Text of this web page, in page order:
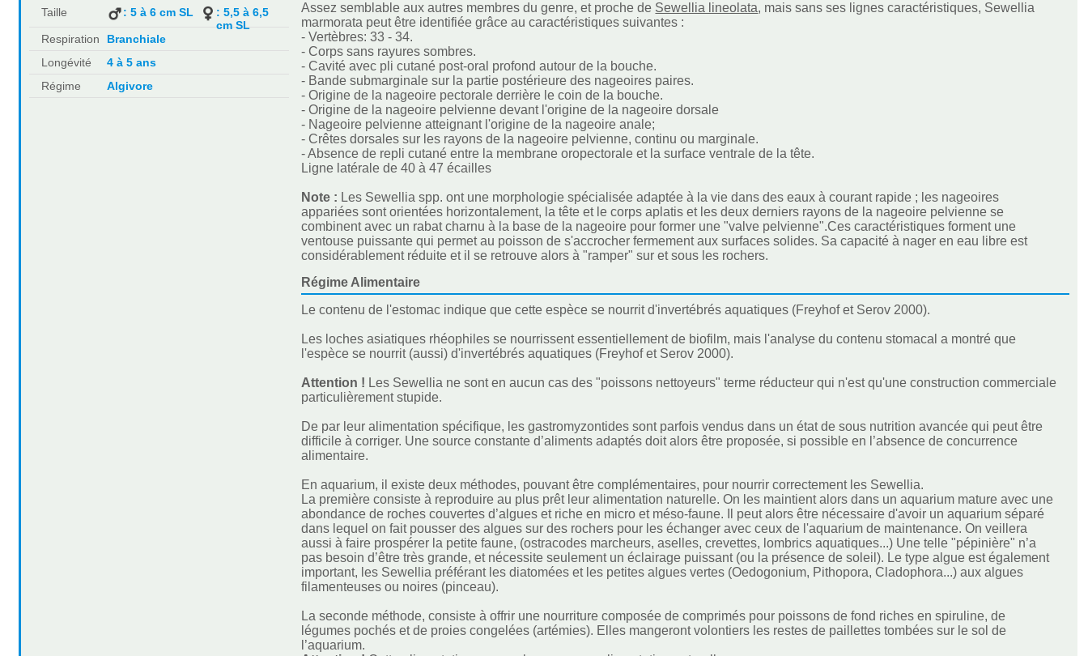
Taille : 5 à 6 cm SL
: 5,5 à 6,5
cm SL
Respiration
Branchiale
Longévité
4 à 5 ans
Régime
Algivore
Assez semblable aux autres membres du genre, et proche de Sewellia lineolata, mais sans ses lignes caractéristiques, Sewellia
marmorata peut être identifiée grâce au caractéristiques suivantes :
- Vertèbres: 33 - 34.
- Corps sans rayures sombres.
- Cavité avec pli cutané post-oral profond autour de la bouche.
- Bande submarginale sur la partie postérieure des nageoires paires.
- Origine de la nageoire pectorale derrière le coin de la bouche.
- Origine de la nageoire pelvienne devant l'origine de la nageoire dorsale
- Nageoire pelvienne atteignant l'origine de la nageoire anale;
- Crêtes dorsales sur les rayons de la nageoire pelvienne, continu ou marginale.
- Absence de repli cutané entre la membrane oropectorale et la surface ventrale de la tête.
Ligne latérale de 40 à 47 écailles
Note : Les Sewellia spp. ont une morphologie spécialisée adaptée à la vie dans des eaux à courant rapide ; les nageoires
appariées sont orientées horizontalement, la tête et le corps aplatis et les deux derniers rayons de la nageoire pelvienne se
combinent avec un rabat charnu à la base de la nageoire pour former une "valve pelvienne".Ces caractéristiques forment une
ventouse puissante qui permet au poisson de s'accrocher fermement aux surfaces solides. Sa capacité à nager en eau libre est
considérablement réduite et il se retrouve alors à "ramper" sur et sous les rochers.
Régime Alimentaire
Le contenu de l'estomac indique que cette espèce se nourrit d'invertébrés aquatiques (Freyhof et Serov 2000).
Les loches asiatiques rhéophiles se nourrissent essentiellement de biofilm, mais l'analyse du contenu stomacal a montré que
l'espèce se nourrit (aussi) d'invertébrés aquatiques (Freyhof et Serov 2000).
Attention ! Les Sewellia ne sont en aucun cas des "poissons nettoyeurs" terme réducteur qui n'est qu'une construction commerciale
particulièrement stupide.
De par leur alimentation spécifique, les gastromyzontides sont parfois vendus dans un état de sous nutrition avancée qui peut être
difficile à corriger. Une source constante d’aliments adaptés doit alors être proposée, si possible en l’absence de concurrence
alimentaire.
En aquarium, il existe deux méthodes, pouvant être complémentaires, pour nourrir correctement les Sewellia.
La première consiste à reproduire au plus prêt leur alimentation naturelle. On les maintient alors dans un aquarium mature avec une
abondance de roches couvertes d’algues et riche en micro et méso-faune. Il peut alors être nécessaire d'avoir un aquarium séparé
dans lequel on fait pousser des algues sur des rochers pour les échanger avec ceux de l'aquarium de maintenance. On veillera
aussi à faire prospérer la petite faune, (ostracodes marcheurs, aselles, crevettes, lombrics aquatiques...) Une telle "pépinière" n’a
pas besoin d’être très grande, et nécessite seulement un éclairage puissant (ou la présence de soleil). Le type algue est également
important, les Sewellia préférant les diatomées et les petites algues vertes (Oedogonium, Pithopora, Cladophora...) aux algues
filamenteuses ou noires (pinceau).
La seconde méthode, consiste à offrir une nourriture composée de comprimés pour poissons de fond riches en spiruline, de
légumes pochés et de proies congelées (artémies). Elles mangeront volontiers les restes de paillettes tombées sur le sol de
l’aquarium.